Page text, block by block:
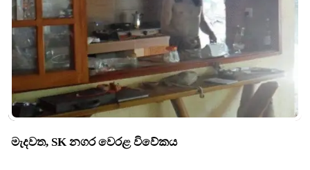
මැදවත, SK නගර වෙරළ විවේකය